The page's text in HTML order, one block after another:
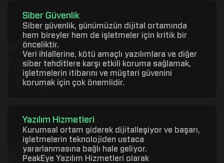
8
9
8
9
Siber Güvenlik
Siber güvenlik, günümüzün dijital ortamında
hem bireyler hem de işletmeler için kritik bir
önceliktir.
Veri ihlallerine, kötü amaçlı yazılımlara ve diğer
siber tehditlere karşı etkili koruma sağlamak,
işletmelerin itibarını ve müşteri güvenini
korumak için çok önemlidir.
Yazılım Hizmetleri
Kurumsal ortam giderek dijitalleşiyor ve başarı,
işletmelerin teknolojiden ustaca
yararlanmasına bağlı hale geliyor.
PeakEye Yazılım Hizmetleri olarak